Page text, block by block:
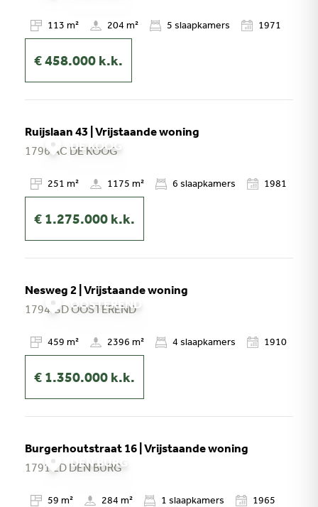
113 m² 204 m² 5 slaapkamers 1971
€ 458.000 k.k.
DE KOOG
Ruijslaan 43 | Vrijstaande woning
1796 AC DE KOOG
251 m² 1175 m² 6 slaapkamers 1981
€ 1.275.000 k.k.
OOSTEREND
Nesweg 2 | Vrijstaande woning
1794 GDOOSTEREND
459 m² 2396 m² 4 slaapkamers 1910
€ 1.350.000 k.k.
DEN BURG
Burgerhoutstraat 16 | Vrijstaande woning
1791 ED DEN BURG
59 m² 284 m² 1 slaapkamers 1965